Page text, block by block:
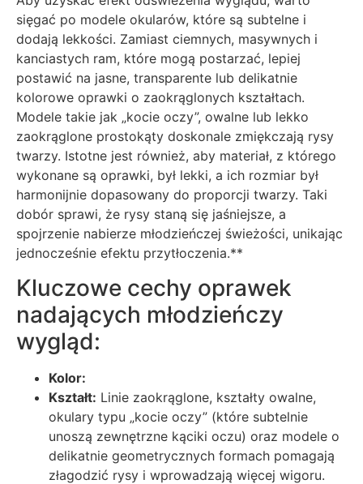
sięgać po modele okularów, które są subtelne i
dodają lekkości. Zamiast ciemnych, masywnych i
kanciastych ram, które mogą postarzać, lepiej
postawić na jasne, transparente lub delikatnie
kolorowe oprawki o zaokrąglonych kształtach.
Modele takie jak „kocie oczy”, owalne lub lekko
zaokrąglone prostokąty doskonale zmiękczają rysy
twarzy. Istotne jest również, aby materiał, z którego
wykonane są oprawki, był lekki, a ich rozmiar był
harmonijnie dopasowany do proporcji twarzy. Taki
dobór sprawi, że rysy staną się jaśniejsze, a
spojrzenie nabierze młodzieńczej świeżości, unikając
jednocześnie efektu przytłoczenia.**
Kluczowe cechy oprawek
nadających młodzieńczy
wygląd:
Kolor:
Kształt: Linie zaokrąglone, kształty owalne,
okulary typu „kocie oczy” (które subtelnie
unoszą zewnętrzne kąciki oczu) oraz modele o
delikatnie geometrycznych formach pomagają
złagodzić rysy i wprowadzają więcej wigoru.